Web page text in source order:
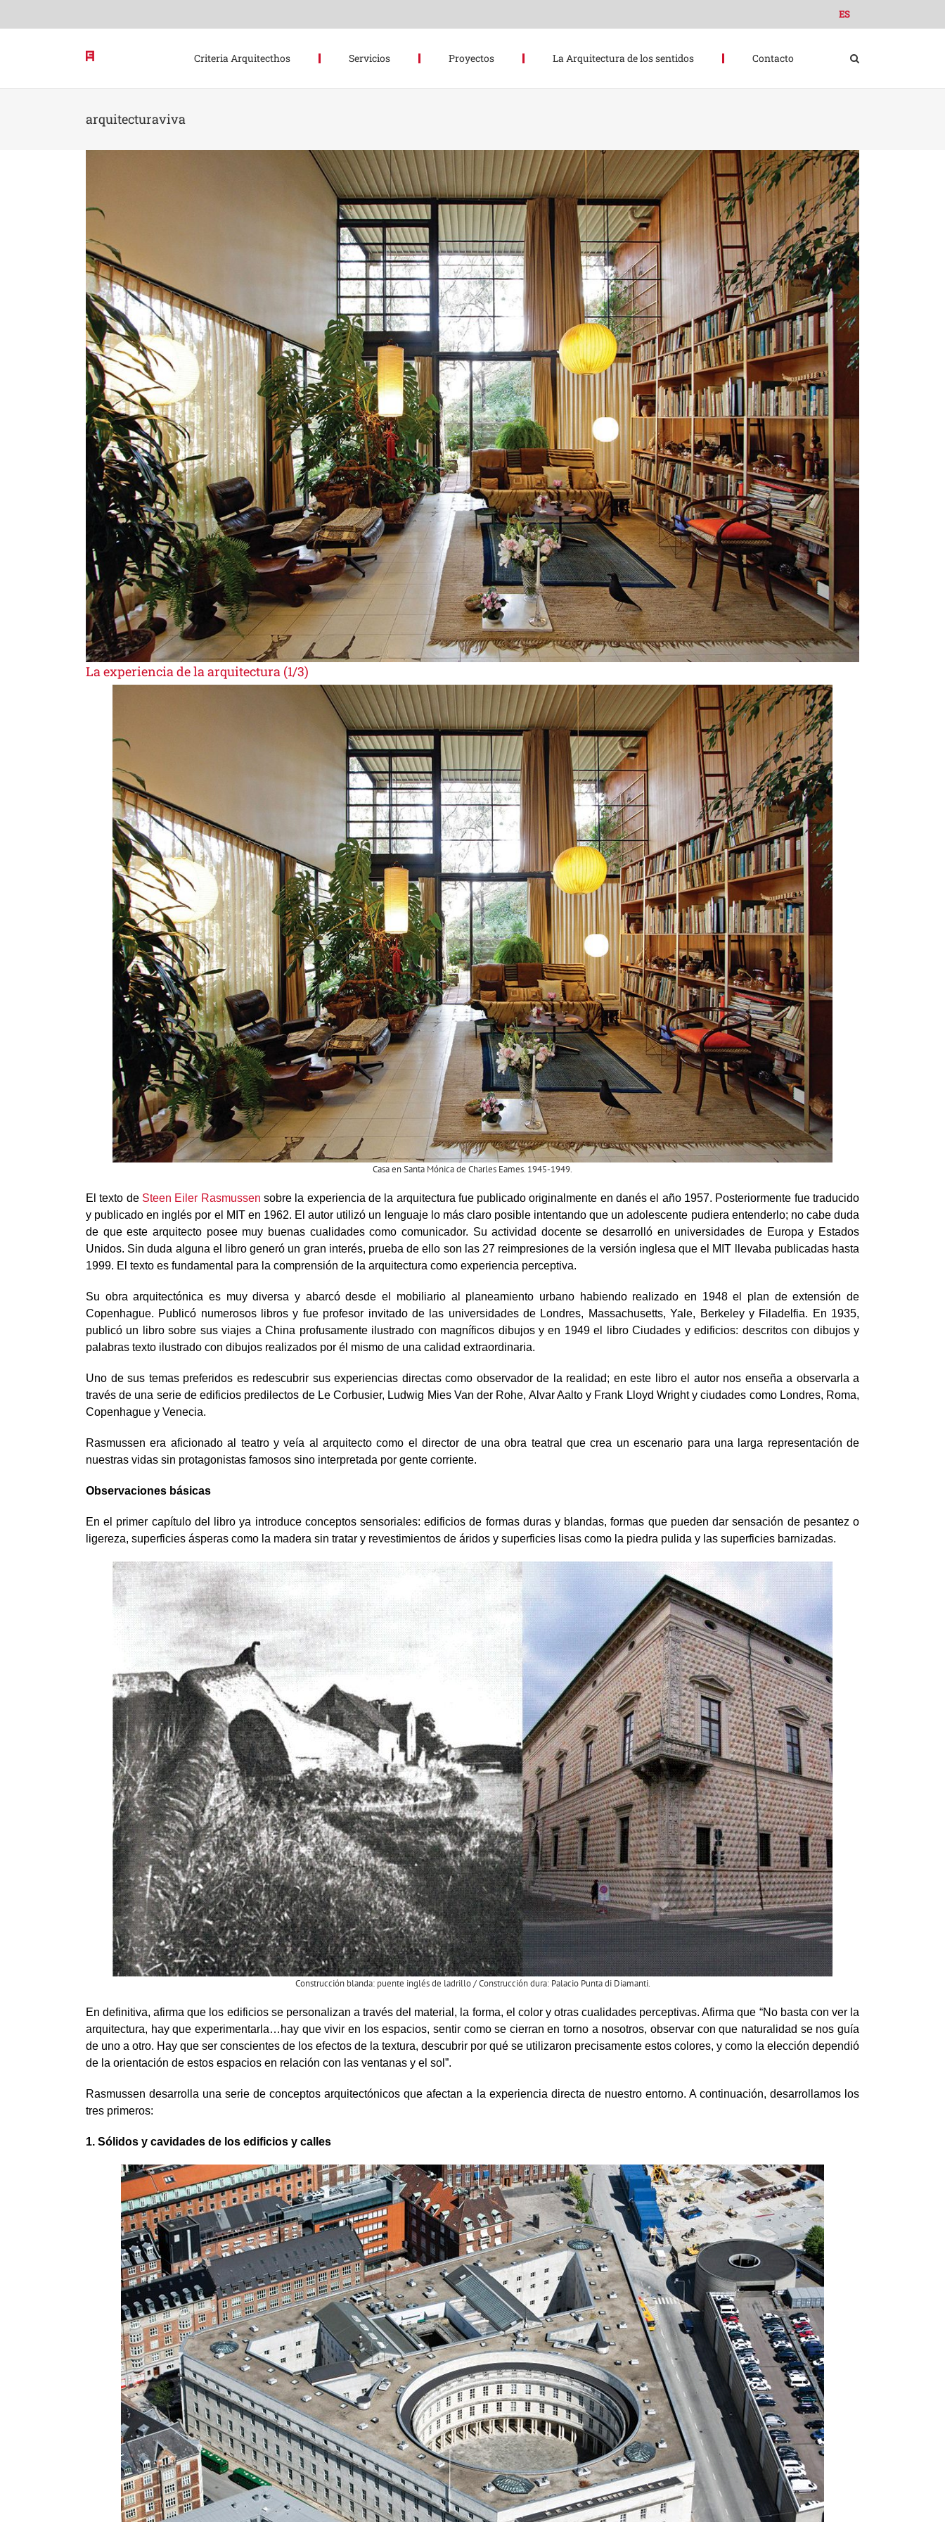
content
ES
Criteria Arquitecthos Servicios Proyectos La Arquitectura de los sentidos Contacto
arquitecturaviva
La experiencia de la arquitectura (1/3)
Casa en Santa Mónica de Charles Eames. 1945-1949.
El texto de Steen Eiler Rasmussen sobre la experiencia de la arquitectura fue publicado originalmente en danés el año 1957. Posteriormente fue traducido
y publicado en inglés por el MIT en 1962. El autor utilizó un lenguaje lo más claro posible intentando que un adolescente pudiera entenderlo; no cabe duda
de que este arquitecto posee muy buenas cualidades como comunicador. Su actividad docente se desarrolló en universidades de Europa y Estados
Unidos. Sin duda alguna el libro generó un gran interés, prueba de ello son las 27 reimpresiones de la versión inglesa que el MIT llevaba publicadas hasta
1999. El texto es fundamental para la comprensión de la arquitectura como experiencia perceptiva.
Su obra arquitectónica es muy diversa y abarcó desde el mobiliario al planeamiento urbano habiendo realizado en 1948 el plan de extensión de
Copenhague. Publicó numerosos libros y fue profesor invitado de las universidades de Londres, Massachusetts, Yale, Berkeley y Filadelfia. En 1935,
publicó un libro sobre sus viajes a China profusamente ilustrado con magníficos dibujos y en 1949 el libro Ciudades y edificios: descritos con dibujos y
palabras texto ilustrado con dibujos realizados por él mismo de una calidad extraordinaria.
Uno de sus temas preferidos es redescubrir sus experiencias directas como observador de la realidad; en este libro el autor nos enseña a observarla a
través de una serie de edificios predilectos de Le Corbusier, Ludwig Mies Van der Rohe, Alvar Aalto y Frank Lloyd Wright y ciudades como Londres, Roma,
Copenhague y Venecia.
Rasmussen era aficionado al teatro y veía al arquitecto como el director de una obra teatral que crea un escenario para una larga representación de
nuestras vidas sin protagonistas famosos sino interpretada por gente corriente.
Observaciones básicas
En el primer capítulo del libro ya introduce conceptos sensoriales: edificios de formas duras y blandas, formas que pueden dar sensación de pesantez o
ligereza, superficies ásperas como la madera sin tratar y revestimientos de áridos y superficies lisas como la piedra pulida y las superficies barnizadas.
Construcción blanda: puente inglés de ladrillo / Construcción dura: Palacio Punta di Diamanti.
En definitiva, afirma que los edificios se personalizan a través del material, la forma, el color y otras cualidades perceptivas. Afirma que “No basta con ver la
arquitectura, hay que experimentarla…hay que vivir en los espacios, sentir como se cierran en torno a nosotros, observar con que naturalidad se nos guía
de uno a otro. Hay que ser conscientes de los efectos de la textura, descubrir por qué se utilizaron precisamente estos colores, y como la elección dependió
de la orientación de estos espacios en relación con las ventanas y el sol”.
Rasmussen desarrolla una serie de conceptos arquitectónicos que afectan a la experiencia directa de nuestro entorno. A continuación, desarrollamos los
tres primeros:
1. Sólidos y cavidades de los edificios y calles